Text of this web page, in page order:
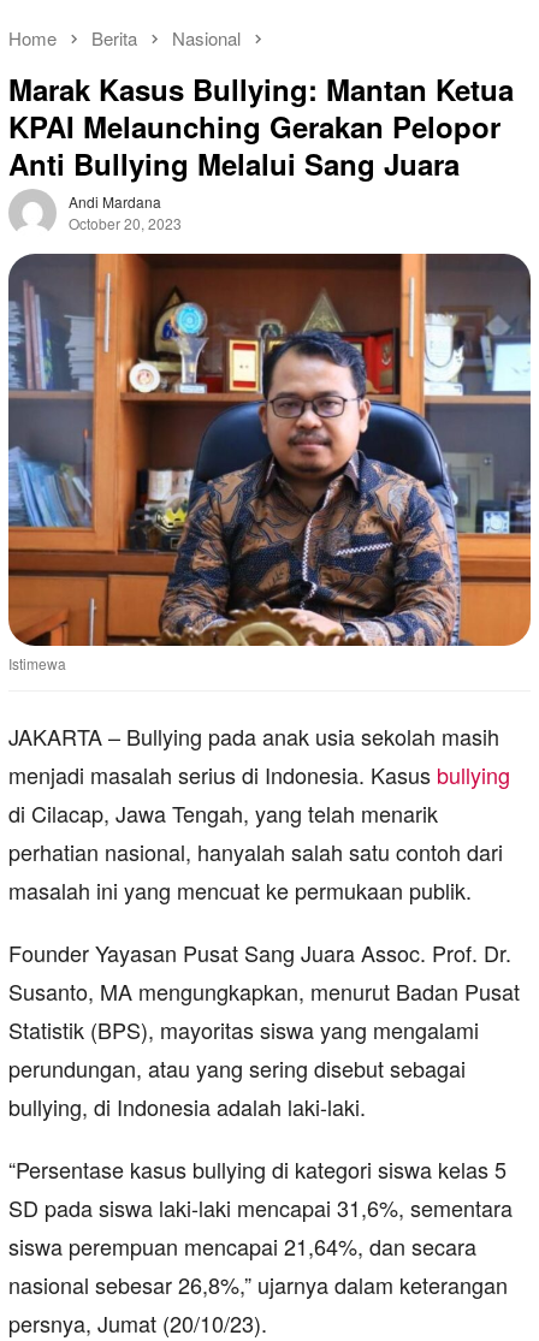
Home Berita Nasional
Marak Kasus Bullying: Mantan Ketua
KPAI Melaunching Gerakan Pelopor
Anti Bullying Melalui Sang Juara
Andi Mardana
October 20, 2023
Istimewa
JAKARTA – Bullying pada anak usia sekolah masih
menjadi masalah serius di Indonesia. Kasus bullying
di Cilacap, Jawa Tengah, yang telah menarik
perhatian nasional, hanyalah salah satu contoh dari
masalah ini yang mencuat ke permukaan publik.
Founder Yayasan Pusat Sang Juara Assoc. Prof. Dr.
Susanto, MA mengungkapkan, menurut Badan Pusat
Statistik (BPS), mayoritas siswa yang mengalami
perundungan, atau yang sering disebut sebagai
bullying, di Indonesia adalah laki-laki.
“Persentase kasus bullying di kategori siswa kelas 5
SD pada siswa laki-laki mencapai 31,6%, sementara
siswa perempuan mencapai 21,64%, dan secara
nasional sebesar 26,8%,” ujarnya dalam keterangan
persnya, Jumat (20/10/23).